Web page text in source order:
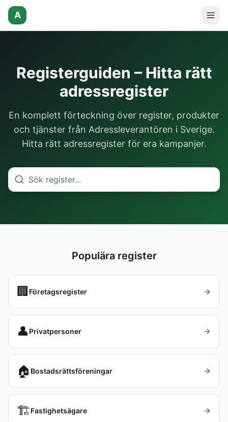
A
Registerguiden – Hitta rätt
adressregister
En komplett förteckning över register, produkter
och tjänster från Adressleverantören i Sverige.
Hitta rätt adressregister för era kampanjer.
Populära register
🏢 Företagsregister
👤 Privatpersoner
🏠 Bostadsrättsföreningar
🏗️Fastighetsägare